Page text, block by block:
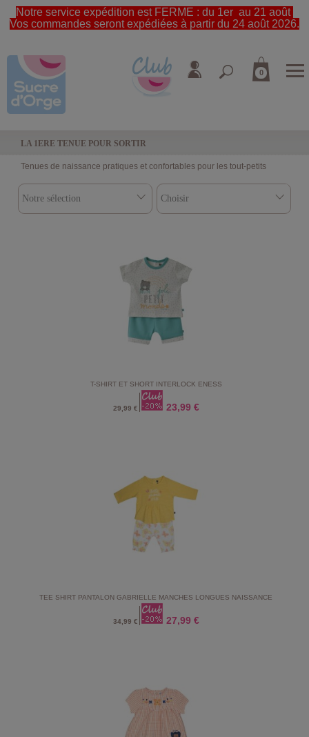
Notre service expédition est FERME : du 1er au 21 août
Vos commandes seront expédiées à partir du 24 août 2026.
0
LA 1ERE TENUE POUR SORTIR
Tenues de naissance pratiques et confortables pour les tout-petits
T-SHIRT ET SHORT INTERLOCK ENESS
29,99 € 23,99 €
TEE SHIRT PANTALON GABRIELLE MANCHES LONGUES NAISSANCE
34,99 € 27,99 €